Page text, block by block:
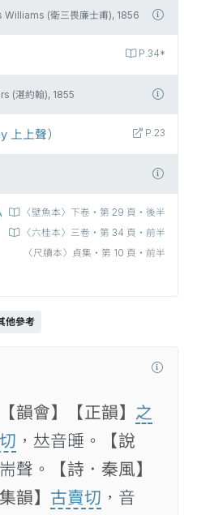
Williams (衛三畏廉士甫), 1856
P.34*
(湛約翰), 1855
P.23
上上聲）
〈壁魚本〉下卷‧第 29 頁‧後半
〈六桂本〉三卷‧第 34 頁‧前半
〈尺牘本〉貞集‧第 10 頁‧前半
他參考
【韻會】 【正韻】 之
，𠀤音𦥻。
【說
聲。
【詩．秦風】
集韻】 古賣切 ，音